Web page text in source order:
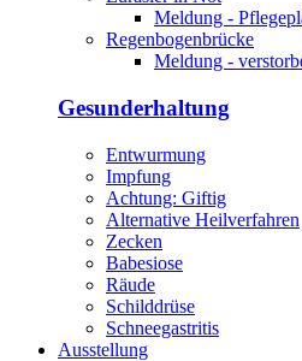
Meldung -
Regenbogenbrücke
Meldung -
Gesunderhaltung
Entwurmung
Impfung
Achtung: Giftig
Alternative Heilverfahren
Zecken
Babesiose
Räude
Schilddrüse
Schneegastritis
Ausstellung